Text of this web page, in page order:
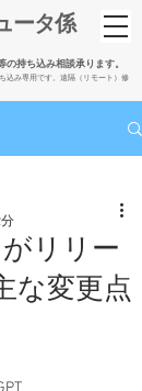
ータ係
持ち込み相談承ります。
込み専用です。遠隔（リモート）修
がリリー
な変更点